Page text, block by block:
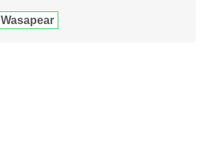
Wasapear